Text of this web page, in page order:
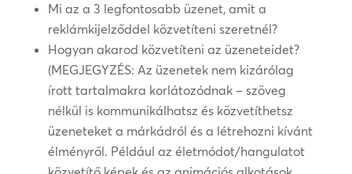
Mi az a 3 legfontosabb üzenet, amit a
reklámkijelződdel közvetíteni szeretnél?
Hogyan akarod közvetíteni az üzeneteidet?
(MEGJEGYZÉS: Az üzenetek nem kizárólag
írott tartalmakra korlátozódnak – szöveg
nélkül is kommunikálhatsz és közvetíthetsz
üzeneteket a márkádról és a létrehozni kívánt
élményről. Például az életmódot/hangulatot